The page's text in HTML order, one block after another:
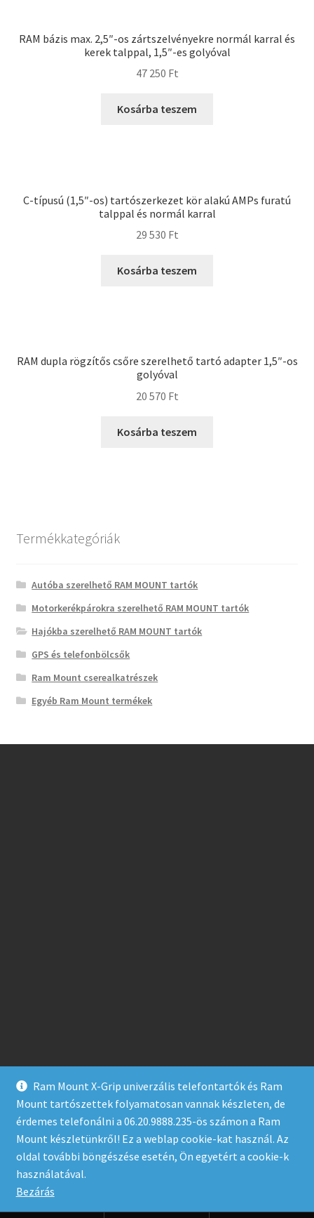
RAM bázis max. 2,5″-os zártszelvényekre normál karral és
kerek talppal, 1,5″-es golyóval
47 250 Ft
Kosárba teszem
C-típusú (1,5″-os) tartószerkezet kör alakú AMPs furatú
talppal és normál karral
29 530 Ft
Kosárba teszem
RAM dupla rögzítős csőre szerelhető tartó adapter 1,5″-os
golyóval
20 570 Ft
Kosárba teszem
Termékkategóriák
Autóba szerelhető RAM MOUNT tartók
Motorkerékpárokra szerelhető RAM MOUNT tartók
Hajókba szerelhető RAM MOUNT tartók
GPS és telefonbölcsők
Ram Mount cserealkatrészek
Egyéb Ram Mount termékek
© Ram-Mount.hu 2026
Built with Storefront & WooCommerce
Ram Mount X-Grip univerzális telefontartók és Ram
Mount tartószettek folyamatosan vannak készleten, de
érdemes telefonálni a 06.20.9888.235-ös számon a Ram
Mount készletünkről! Ez a weblap cookie-kat használ. Az
oldal további böngészése esetén, Ön egyetért a cookie-k
használatával.
Bezárás